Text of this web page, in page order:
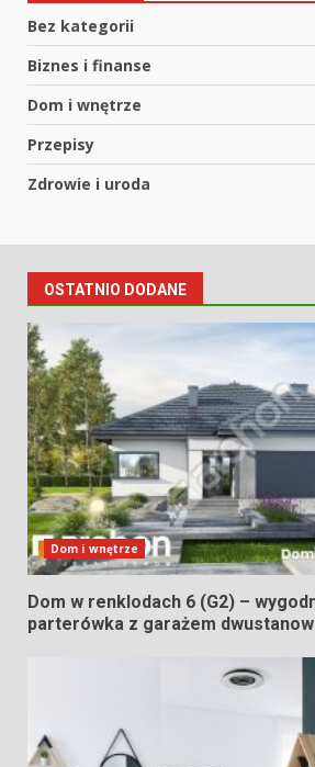
Bez kategorii
Biznes i finanse
Dom i wnętrze
Przepisy
Zdrowie i uroda
OSTATNIO DODANE
Dom i wnętrze
Dom w renklodach 6 (G2) –
parterówka z garażem